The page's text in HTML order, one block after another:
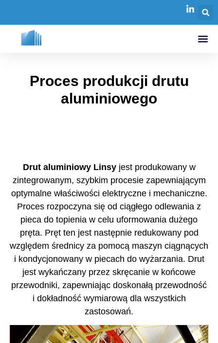
Proces produkcji drutu
aluminiowego
Drut aluminiowy Linsy jest produkowany w
zintegrowanym, szybkim procesie zapewniającym
optymalne właściwości elektryczne i mechaniczne.
Proces rozpoczyna się od ciągłego odlewania z
pieca do topienia w celu uformowania dużego
pręta. Pręt ten jest następnie redukowany pod
względem średnicy za pomocą maszyn ciągnących
i kondycjonowany w piecach do wyżarzania. Drut
jest wykańczany przez skręcanie w końcowe
przewodniki, zapewniając doskonałą przewodność
i dokładność wymiarową dla wszystkich
zastosowań.